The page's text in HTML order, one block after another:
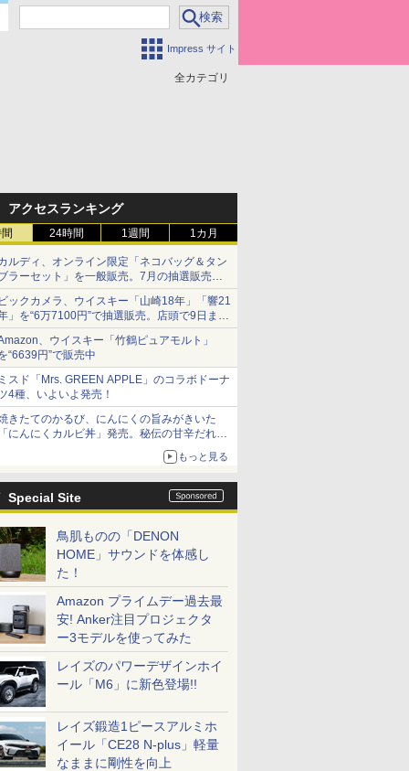
Impress サイト
全カテゴリ
アクセスランキング
24時間 1週間 1カ月
ルディ、オンライン限定「ネコバッグ＆タン
ラーセット」を一般販売。7月の抽選販売の
選無効分
ックカメラ、ウイスキー「山崎18年」「響21
」を“6万7100円”で抽選販売。店頭で9日まで
付
、ウイスキー「竹鶴ピュアモルト」
“6639円”で販売中
スド「Mrs. GREEN APPLE」のコラボドーナ
4種、いよいよ発売！
きたてのかるび、にんにくの旨みがきいた
にんにくカルビ丼」発売。秘伝の甘辛だれを
もっと見る
Special Site
鳥肌ものの「DENON
HOME」サウンドを体感し
た！
Amazon プライムデー過去最
安! Anker注目プロジェクタ
ー3モデルを使ってみた
レイズのパワーデザインホイ
ール「M6」に新色登場!!
レイズ鍛造1ピースアルミホ
イール「CE28 N-plus」軽量
なままに剛性を向上